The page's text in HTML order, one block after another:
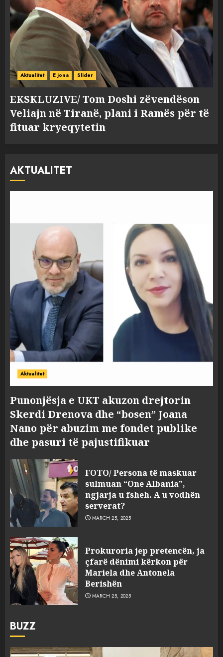
Aktualitet E jona Slider
EKSKLUZIVE/ Tom Doshi zëvendëson
Veliajn në Tiranë, plani i Ramës për të
fituar kryeqytetin
AKTUALITET
Aktualitet
Punonjësja e UKT akuzon drejtorin
Skerdi Drenova dhe “bosen” Joana
Nano për abuzim me fondet publike
dhe pasuri të pajustifikuar
FOTO/ Persona të maskuar
sulmuan “One Albania”,
ngjarja u fsheh. A u vodhën
serverat?
MARCH 25, 2025
Prokuroria jep pretencën, ja
çfarë dënimi kërkon për
Mariela dhe Antonela
Berishën
MARCH 25, 2025
BUZZ